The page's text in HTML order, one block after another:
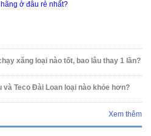
xăng loại nào tốt, bao lâu thay 1 lần?
và Teco Đài Loan loại nào khỏe hơn?
Xem thêm